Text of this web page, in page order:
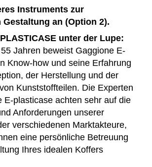
Instruments zur
an (Option 2).
unter der Lupe:
Jahren beweist Gaggione E-
Know-how und seine Erfahrung
der Herstellung und der
Kunststoffteilen. Die Experten
E-plasticase achten sehr auf die
Anforderungen unserer
verschiedenen Marktakteure,
eine persönliche Betreuung
Ihres idealen Koffers